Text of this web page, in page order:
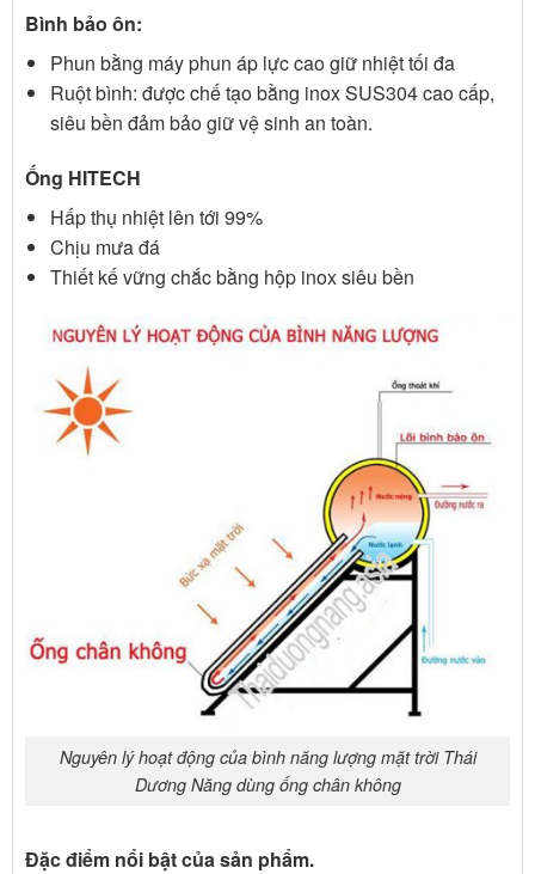
Bình bảo ôn:
Phun bằng máy phun áp lực cao giữ nhiệt tối đa
Ruột bình: được chế tạo bằng inox SUS304 cao cấp,
siêu bền đảm bảo giữ vệ sinh an toàn.
Ống HITECH
Hấp thụ nhiệt lên tới 99%
Chịu mưa đá
Thiết kế vững chắc bằng hộp inox siêu bền
Nguyên lý hoạt động của bình năng lượng mặt trời Thái
Dương Năng dùng ống chân không
Đặc điểm nổi bật của sản phẩm.